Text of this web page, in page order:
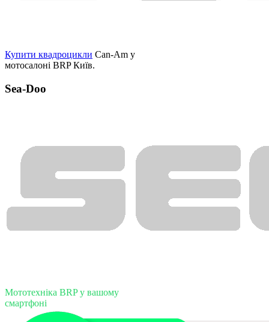
Купити квадроцикли Can-Am у
мотосалоні BRP Київ.
Sea-Doo
Мототехніка BRP у вашому
смартфоні